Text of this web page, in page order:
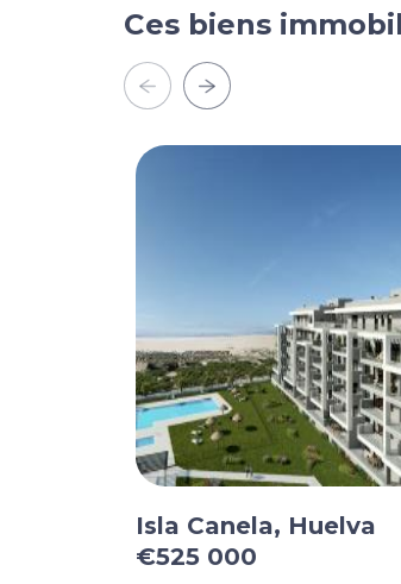
Ces biens
Isla Canela, Huelva
€525 000